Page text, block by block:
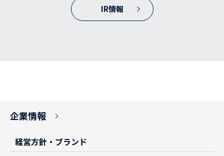
IR情報
企業情報
経営方針・ブランド